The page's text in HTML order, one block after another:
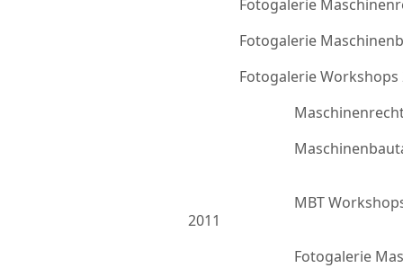
Fotogalerie
Fotogalerie
Fotogalerie Workshops
2011
MBT
Fotogalerie